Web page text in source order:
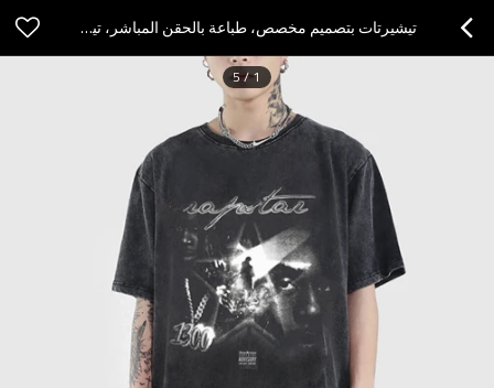
تيشيرتات بتصميم مخصص، طباعة بالحقن المباشر، تيشيرت برموز غامضة من القطن كبيرة الحجم، طباعة حمضية
1
/
5